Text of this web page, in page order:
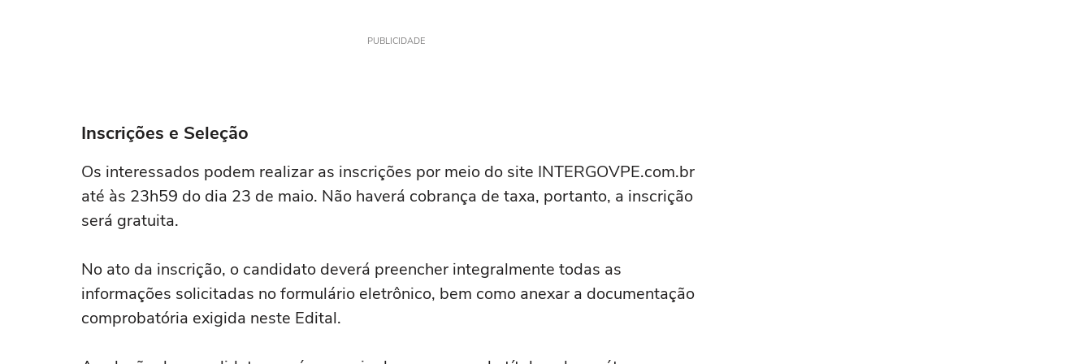
PUBLICIDADE
Inscrições e Seleção
Os interessados podem realizar as inscrições por meio do site INTERGOVPE.com.br
até às 23h59 do dia 23 de maio. Não haverá cobrança de taxa, portanto, a inscrição
será gratuita.
No ato da inscrição, o candidato deverá preencher integralmente todas as
informações solicitadas no formulário eletrônico, bem como anexar a documentação
comprobatória exigida neste Edital.